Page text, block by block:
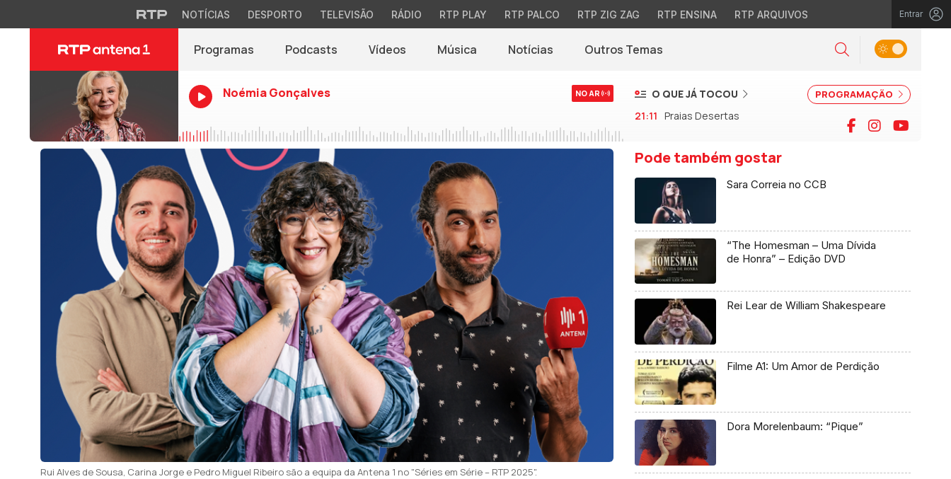
NOTÍCIAS DESPORTO TELEVISÃO RÁDIO RTP PLAY RTP PALCO RTP ZIG ZAG RTP ENSINA RTP ARQUIVOS Entrar
Programas Podcasts Vídeos Música Notícias(abre em nova janela)
Outros Temas Pesquisar
Alternar tema
Noémia Gonçalves NO AR PROGRAMAÇÃO
O QUE JÁ TOCOU
21:11 Praias Desertas Facebook
Instagram
Rui Alves de Sousa, Carina Jorge e Pedro Miguel Ribeiro são a equipa da Antena 1 no "Séries em Série – RTP 2025".
Pode também gostar
Sara Correia no CCB
“The Homesman – Uma Dívida
de Honra” – Edição DVD
Rei Lear de William Shakespeare
Filme A1: Um Amor de Perdição
Dora Morelenbaum: “Pique”